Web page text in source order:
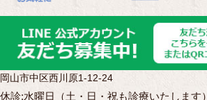
岡山市中区西川原1-12-24
休診:水曜日（土・日・祝も診療いたします）